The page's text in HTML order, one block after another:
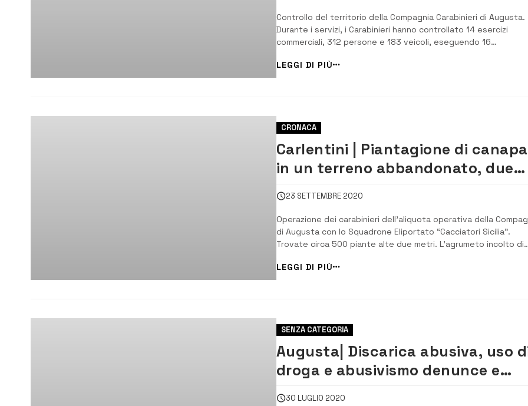
Controllo del territorio della Compagnia Carabinieri di Augusta.
Durante i servizi, i Carabinieri hanno controllato 14 esercizi
commerciali, 312 persone e 183 veicoli, eseguendo 16
violazioni al Codice della Strada. Vigilati i luoghi di ritrovo per
evitare assembramenti. Rinv...
LEGGI DI PIÙ
CRONACA
Carlentini | Piantagione di canapa
in un terreno abbandonato, due
denunciati
23 SETTEMBRE 2020
Operazione dei carabinieri dell’aliquota operativa della
di Augusta con lo Squadrone Eliportato “Cacciatori Sicilia”.
Trovate circa 500 piante alte due metri. L’agrumeto incolto di
floridissima piantagione di canapa indiana all’interno di un
agrumeto di circa quattromi...
LEGGI DI PIÙ
SENZA CATEGORIA
Augusta| Discarica abusiva, uso
droga e abusivismo denunce e
segnalazioni
30 LUGLIO 2020